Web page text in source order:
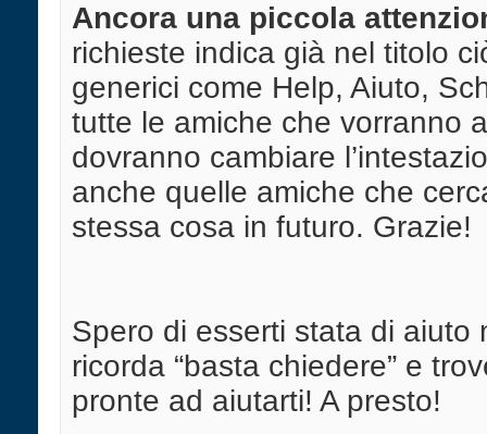
Ancora una piccola
richieste indica già nel titolo
generici come Help, Aiuto,
tutte le amiche che vorranno
dovranno cambiare
anche quelle amiche che
stessa cosa in futuro. Grazie!
Spero di esserti stata di aiuto
ricorda “basta chiedere” e
pronte ad aiutarti! A presto!